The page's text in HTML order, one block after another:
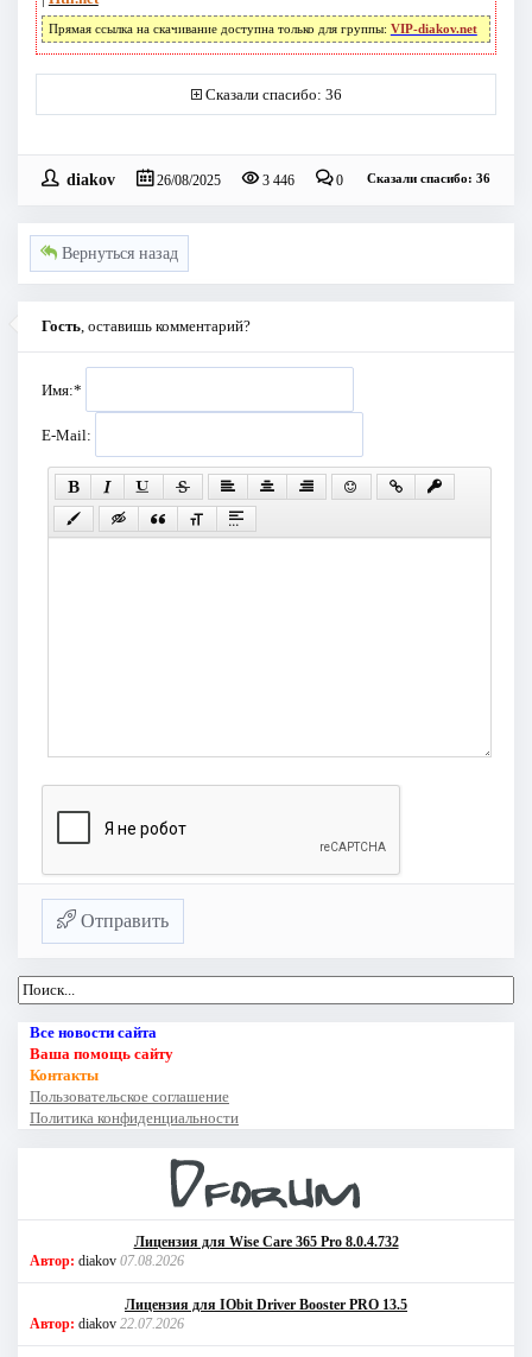
Прямая ссылка на скачивание доступна только для группы: VIP-diakov.net
Сказали спасибо: 36
diakov 26/08/2025 3 446 0 Сказали спасибо: 36
Вернуться назад
Гость , оставишь комментарий?
Имя:*
E-Mail:
Отправить
Все новости сайта
Ваша помощь сайту
Контакты
Пользовательское соглашение
Политика конфиденциальности
Лицензия для Wise Care 365 Pro 8.0.4.732
Автор: diakov 07.08.2026
Лицензия для IObit Driver Booster PRO 13.5
Автор: diakov 22.07.2026